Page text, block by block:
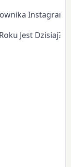
Instagram
Jest Dzisiaj?